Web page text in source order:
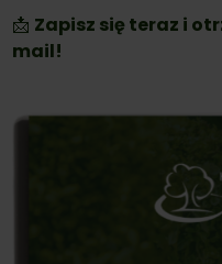
📩 Zapisz się teraz i
mail!